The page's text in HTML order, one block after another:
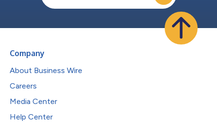
Company
About Business Wire
Careers
Media Center
Help Center